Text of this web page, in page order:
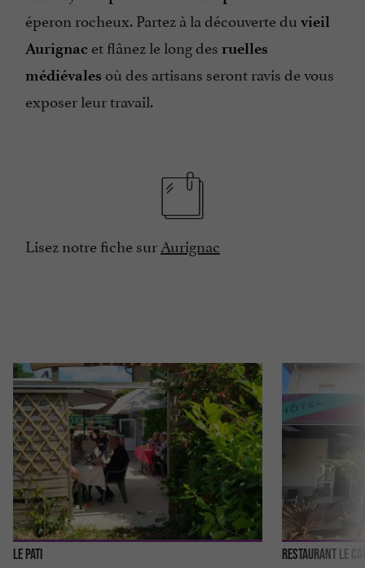
éperon rocheux. Partez à la découverte du vieil
Aurignac et flânez le long des ruelles
médiévales où des artisans seront ravis de vous
exposer leur travail.
Lisez notre fiche sur Aurignac
Le Pati Restaurant le